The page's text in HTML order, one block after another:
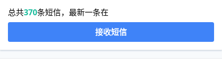
总共370条短信，最新一条在
接收短信